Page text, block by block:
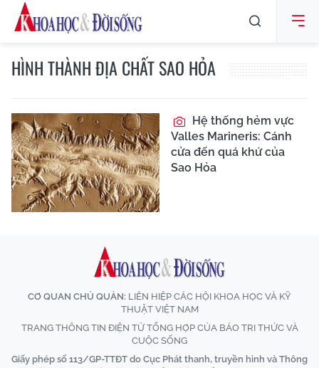
HÌNH THÀNH ĐỊA CHẤT SAO HỎA
Hệ thống hẻm vực
Valles Marineris: Cánh
cửa đến quá khứ của
Sao Hỏa
CƠ QUAN CHỦ QUẢN: LIÊN HIỆP CÁC HỘI KHOA HỌC VÀ KỸ
THUẬT VIỆT NAM
TRANG THÔNG TIN ĐIỆN TỬ TỔNG HỢP CỦA BÁO TRI THỨC VÀ
CUỘC SỐNG
Giấy phép số 113/GP-TTĐT do Cục Phát thanh, truyền hình và Thông